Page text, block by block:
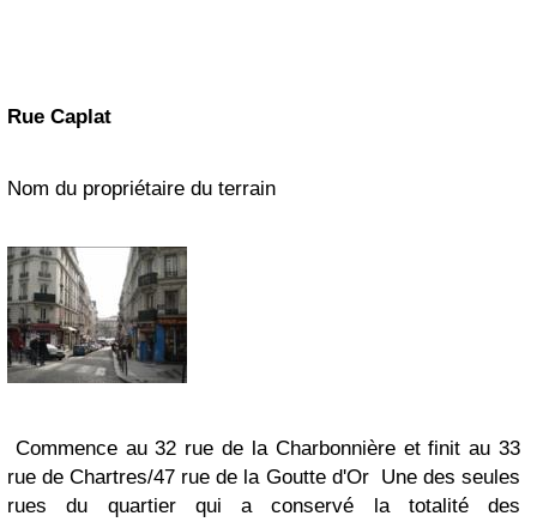
Rue Caplat
Nom du propriétaire du terrain
Commence au 32 rue de la Charbonnière et finit au 33
rue de Chartres/47 rue de la Goutte d'Or Une des seules
rues du quartier qui a conservé la totalité des